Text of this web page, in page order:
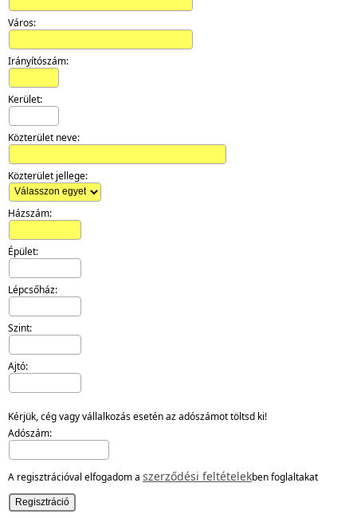
Város:
Irányítószám:
Kerület:
Közterület neve:
Közterület jellege:
Házszám:
Épület:
Lépcsőház:
Szint:
Ajtó:
Kérjük, cég vagy vállalkozás esetén az adószámot töltsd ki!
Adószám:
A regisztrációval elfogadom a szerződési feltételekben foglaltakat